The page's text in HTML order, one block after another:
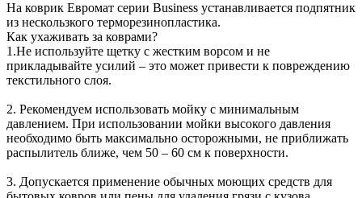
На коврик Евромат серии Business устанавливается подпятник
из нескользкого терморезинопластика.
Как ухаживать за коврами?
1.Не используйте щетку с жестким ворсом и не
прикладывайте усилий – это может привести к повреждению
текстильного слоя.
2. Рекомендуем использовать мойку с минимальным
давлением. При использовании мойки высокого давления
необходимо быть максимально осторожными, не приближать
распылитель ближе, чем 50 – 60 см к поверхности.
3. Допускается применение обычных моющих средств для